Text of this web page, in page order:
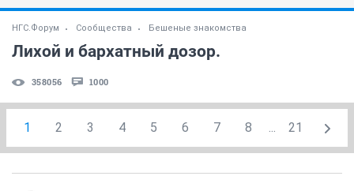
НГС.Форум Сообщества Бешеные знакомства
Лихой и бархатный дозор.
358056 1000
1 2 3 4 5 6 7 8 ... 21